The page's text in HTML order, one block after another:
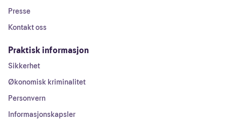
Presse
Kontakt oss
Praktisk informasjon
Sikkerhet
Økonomisk kriminalitet
Personvern
Informasjonskapsler